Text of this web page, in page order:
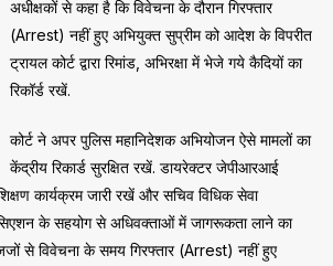
अधीक्षकों से कहा है कि विवेचना के दौरान गिरफ्तार
(Arrest) नहीं हुए अभियुक्त सुप्रीम को आदेश के विपरीत
ट्रायल कोर्ट द्वारा रिमांड, अभिरक्षा में भेजे गये कैदियों का
रिकॉर्ड रखें.
कोर्ट ने अपर पुलिस महानिदेशक अभियोजन ऐसे मामलों का
केंद्रीय रिकार्ड सुरक्षित रखें. डायरेक्टर जेपीआरआई
कार्यक्रम जारी रखें और सचिव विधिक सेवा
के सहयोग से अधिवक्ताओं में जागरूकता लाने का
से विवेचना के समय गिरफ्तार (Arrest) नहीं हुए